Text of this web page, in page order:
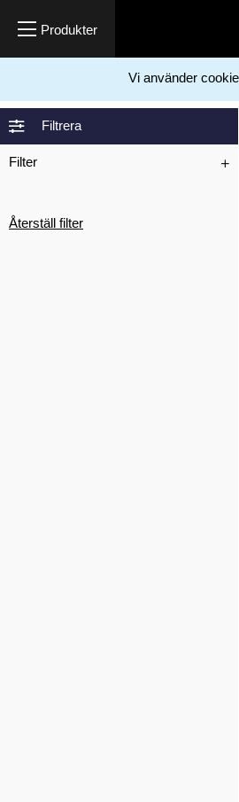
Vi använder
Filtrera
Filter
Återställ filter